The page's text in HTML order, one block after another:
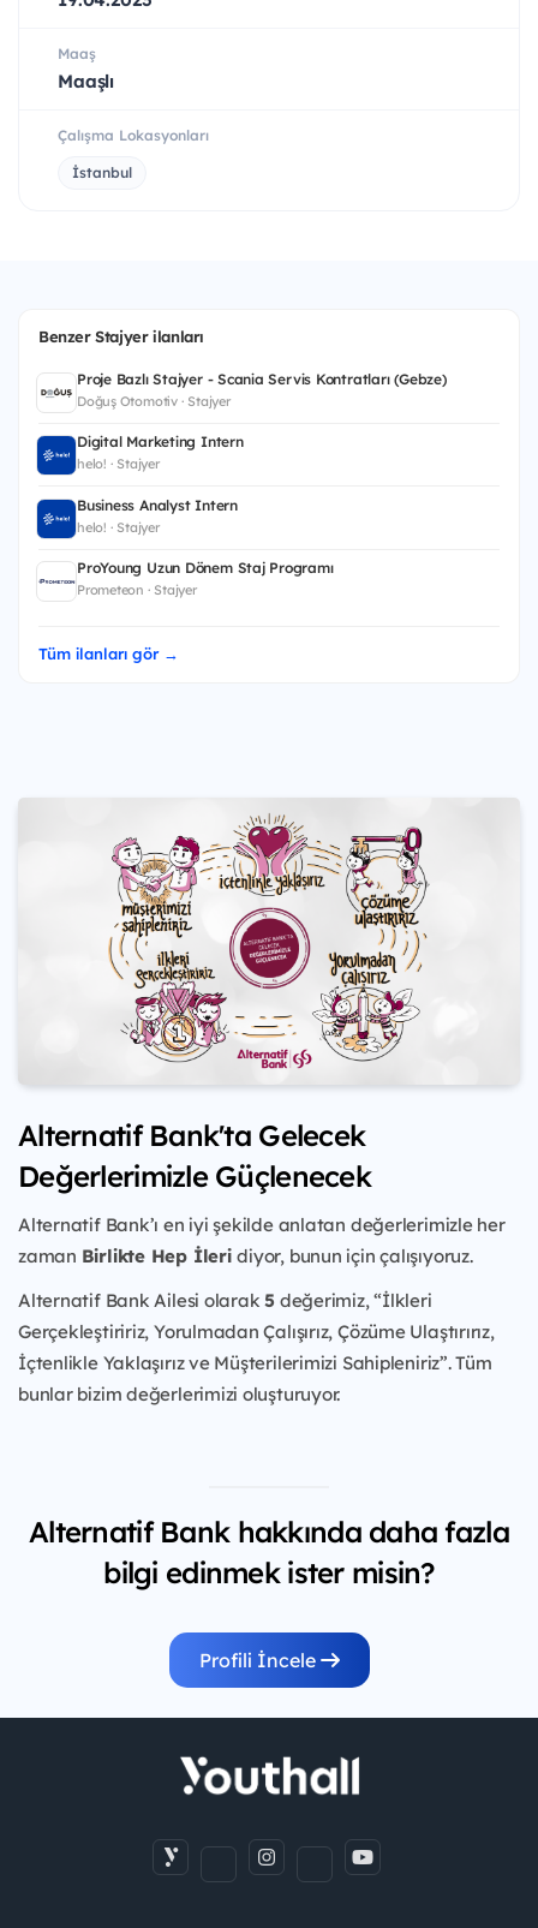
Maaş
Maaşlı
Çalışma Lokasyonları
İstanbul
Benzer Stajyer ilanları
Proje Bazlı Stajyer - Scania Servis Kontratları (Gebze)
Doğuş Otomotiv · Stajyer
Digital Marketing Intern
helo! · Stajyer
Business Analyst Intern
helo! · Stajyer
ProYoung Uzun Dönem Staj Programı
Prometeon · Stajyer
Tüm ilanları gör →
Alternatif Bank'ta Gelecek
Değerlerimizle Güçlenecek
Alternatif Bank’ı en iyi şekilde anlatan değerlerimizle her
zaman Birlikte Hep İleridiyor, bunun için çalışıyoruz.
Alternatif Bank Ailesi olarak5 değerimiz, “İlkleri
Gerçekleştiririz, Yorulmadan Çalışırız, Çözüme Ulaştırırız,
İçtenlikle Yaklaşırız ve Müşterilerimizi Sahipleniriz”. Tüm
bunlar bizim değerlerimizi oluşturuyor.
Alternatif Bank hakkında daha fazla
bilgi edinmek ister misin?
Profili İncele